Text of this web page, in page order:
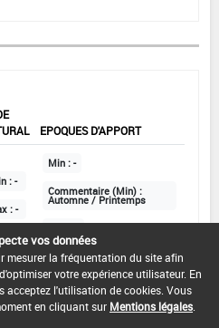
EPOQUES D'APPORT
: -
: -
Min : -
Commentaire (Min) :
Automne / Printemps
:
vos données
mesurer la fréquentation du site afin
votre expérience utilisateur. En
acceptez l'utilisation de cookies. Vous
en cliquant sur Mentions légales